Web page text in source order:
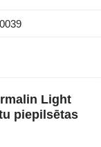
Light
piepilsētas